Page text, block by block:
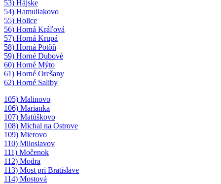
53) Hájske
54) Hamuliakovo
55) Holice
56) Horná Kráľová
57) Horná Krupá
58) Horná Potôň
59) Horné Dubové
60) Horné Mýto
61) Horné Orešany
62) Horné Saliby
105) Malinovo
106) Marianka
107) Matúškovo
108) Michal na Ostrove
109) Mierovo
110) Miloslavov
111) Močenok
112) Modra
113) Most pri Bratislave
114) Mostová